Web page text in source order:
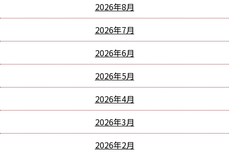
2026年8月
2026年7月
2026年6月
2026年5月
2026年4月
2026年3月
2026年2月